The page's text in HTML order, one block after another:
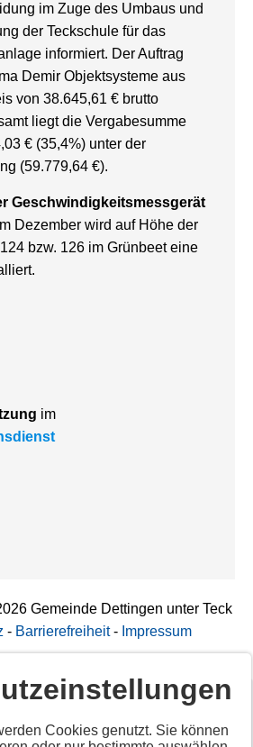
im Zuge des Umbaus und
der Teckschule für das
informiert. Der Auftrag
Demir Objektsysteme aus
von 38.645,61 € brutto
liegt die Vergabesumme
€ (35,4%) unter der
(59.779,64 €).
Geschwindigkeitsmessgerät
Dezember wird auf Höhe der
bzw. 126 im Grünbeet eine
im
Gemeinde Dettingen unter Teck
- Barrierefreiheit- Impressum
Script!
Cookies genutzt. Sie können